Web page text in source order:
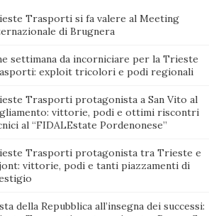
Trasporti si fa valere al Meeting
di Brugnera
settimana da incorniciare per la Trieste
exploit tricolori e podi regionali
Trasporti protagonista a San Vito al
vittorie, podi e ottimi riscontri
al “FIDALEstate Pordenonese”
Trasporti protagonista tra Trieste e
vittorie, podi e tanti piazzamenti di
della Repubblica all’insegna dei successi: